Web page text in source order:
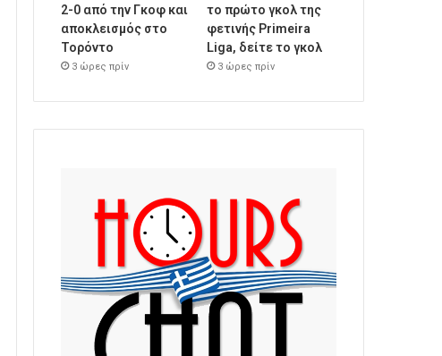
2-0 από την Γκοφ και
αποκλεισμός στο
Τορόντο
3 ώρες πρίν
το πρώτο γκολ της
φετινής Primeira
Liga, δείτε το γκολ
3 ώρες πρίν